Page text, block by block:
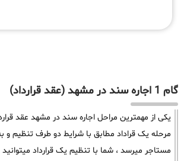
گام 1 اجاره سند در مشهد (عقد قرارداد)
یکی از مهمترین مراحل اجاره سند در مشهد عقد
مرحله یک قراداد مطابق با شرایط دو طرف تنظیم و
مستاجر میرسد ، شما با تنظیم یک قرارداد